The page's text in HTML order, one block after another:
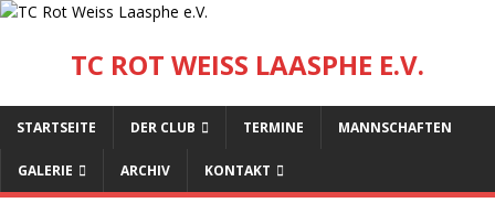
TC ROT WEISS LAASPHE E.V.
STARTSEITE DER CLUB TERMINE MANNSCHAFTEN
GALERIE ARCHIV KONTAKT